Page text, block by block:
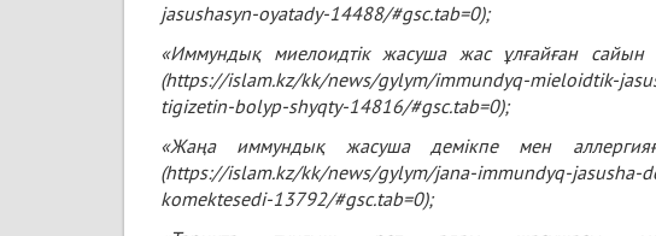
jasushasyn-oyatady-14488/#gsc.tab=0);
«Иммундық миелоидтік жасуша жас ұлғайған сайын
(https://islam.kz/kk/news/gylym/immundyq-mieloidtik-
tigizetin-bolyp-shyqty-14816/#gsc.tab=0);
«Жаңа иммундық жасуша демікпе мен
(https://islam.kz/kk/news/gylym/jana-immundyq-jasusha-
komektesedi-13792/#gsc.tab=0);